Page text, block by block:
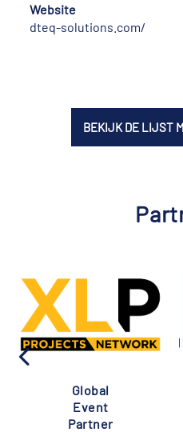
Website
dteq-solutions.com/
BEKIJK DE LIJST
Global
Event
Partner